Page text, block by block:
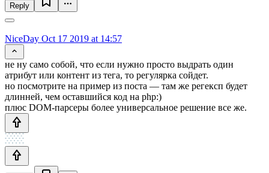
Reply
NiceDay Oct 17 2019 at 14:57
не ну само собой, что если нужно просто выдрать один
атрибут или контент из тега, то регулярка сойдет.
но посмотрите на пример из поста — там же регексп будет
длинней, чем оставшийся код на php:)
плюс DOM-парсеры более универсальное решение все же.